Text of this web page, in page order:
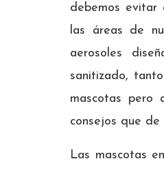
debemos evitar
las áreas de
aerosoles
sanitizado,
mascotas pero
consejos que
Las mascotas